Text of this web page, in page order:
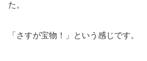
た。
「さすが宝物！」という感じです。